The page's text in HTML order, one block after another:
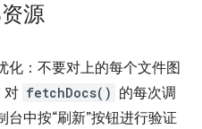
源
化：不要对上的每个文件图
对 fetchDocs() 的每次调
台中按“刷新”按钮进行验证